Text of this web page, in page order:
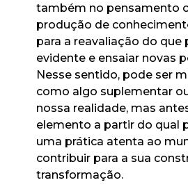
também no pensamento
produção de
para a reavaliação do que
evidente e ensaiar novas
Nesse sentido, pode ser
como algo suplementar
nossa realidade, mas
elemento a partir do qual
uma prática atenta ao
contribuir para a sua
transformação.